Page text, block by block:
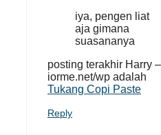
iya, pengen liat
aja gimana
suasananya
posting terakhir Harry –
iorme.net/wp adalah
Tukang Copi Paste
Reply